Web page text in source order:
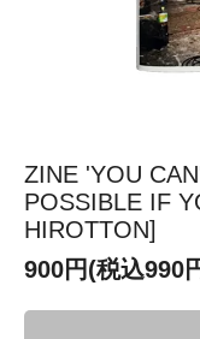
ZINE 'YOU
POSSIBLE IF
HIROTTON]
900円(税込990